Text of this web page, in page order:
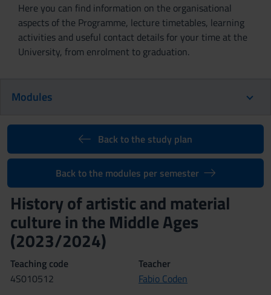
Here you can find information on the organisational
aspects of the Programme, lecture timetables, learning
activities and useful contact details for your time at the
University, from enrolment to graduation.
Modules
Back to the study plan
Back to the modules per semester
History of artistic and material
culture in the Middle Ages
(2023/2024)
Teaching code
4S010512
Teacher
Fabio Coden